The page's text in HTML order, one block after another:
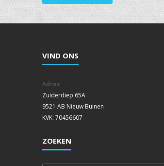
VIND ONS
Adres
Zuiderdiep 65A
9521 AB Nieuw Buinen
KVK: 70456607
ZOEKEN